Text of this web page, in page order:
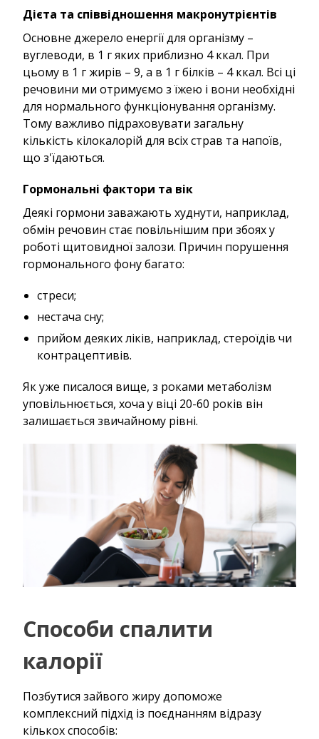
Дієта та співвідношення макронутрієнтів
Основне джерело енергії для організму –
вуглеводи, в 1 г яких приблизно 4 ккал. При
цьому в 1 г жирів – 9, а в 1 г білків – 4 ккал. Всі ці
речовини ми отримуємо з їжею і вони необхідні
для нормального функціонування організму.
Тому важливо підраховувати загальну
кількість кілокалорій для всіх страв та напоїв,
що з'їдаються.
Гормональні фактори та вік
Деякі гормони заважають худнути, наприклад,
обмін речовин стає повільнішим при збоях у
роботі щитовидної залози. Причин порушення
гормонального фону багато:
стреси;
нестача сну;
прийом деяких ліків, наприклад, стероїдів чи
контрацептивів.
Як уже писалося вище, з роками метаболізм
уповільнюється, хоча у віці 20-60 років він
залишається звичайному рівні.
Способи спалити
калорії
Позбутися зайвого жиру допоможе
комплексний підхід із поєднанням відразу
кількох способів: